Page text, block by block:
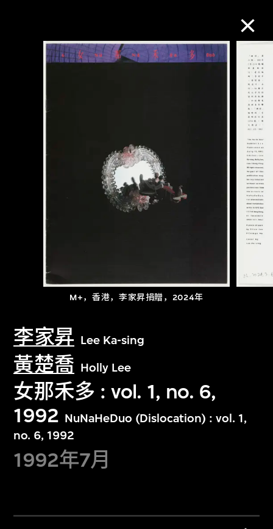
M+，香港，李家昇捐贈，2024年
李家昇 Lee Ka-sing
黃楚喬 Holly Lee
女那禾多 : vol. 1, no. 6,
1992 NuNaHeDuo (Dislocation) : vol. 1,
no. 6, 1992
1992年7月
M+藏品
进一步筛选 搜索
关于M+藏品
探索世界顶级的二十及二十一世纪视觉
文化藏品。